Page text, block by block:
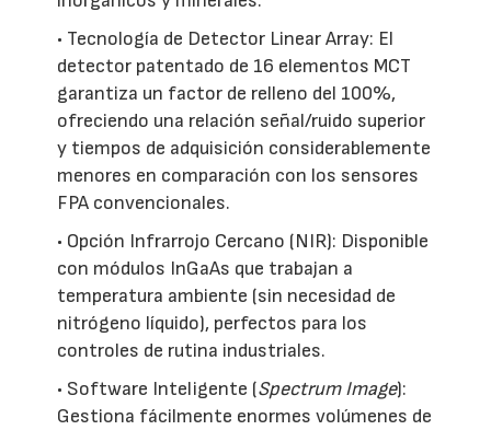
• Tecnología de Detector Linear Array: El
detector patentado de 16 elementos MCT
garantiza un factor de relleno del 100%,
ofreciendo una relación señal/ruido superior
y tiempos de adquisición considerablemente
menores en comparación con los sensores
FPA convencionales.
• Opción Infrarrojo Cercano (NIR): Disponible
con módulos InGaAs que trabajan a
temperatura ambiente (sin necesidad de
nitrógeno líquido), perfectos para los
controles de rutina industriales.
• Software Inteligente (Spectrum Image):
Gestiona fácilmente enormes volúmenes de